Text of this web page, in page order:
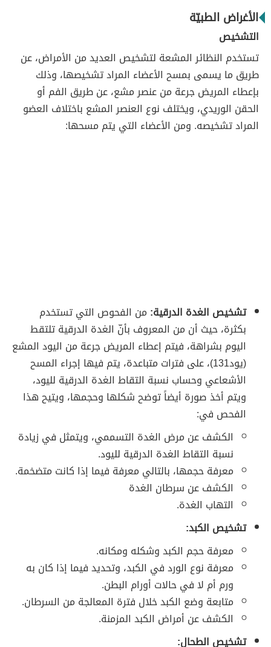
الأغراض الطبيّة
التشخيص
تستخدم النظائر المشعة لتشخيص العديد من الأمراض، عن
طريق ما يسمى بمسح الأعضاء المراد تشخيصها، وذلك
بإعطاء المريض جرعة من عنصر مشع، عن طريق الفم أو
الحقن الوريدي، ويختلف نوع العنصر المشع باختلاف العضو
المراد تشخيصه. ومن الأعضاء التي يتم مسحها:
تشخيص الغدة الدرقية: من الفحوص التي تستخدم
بكثرة، حيث أن من المعروف بأنّ الغدة الدرقية تلتقط
اليوم بشراهة، فيتم إعطاء المريض جرعة من اليود المشع
(يود131)، على فترات متباعدة، يتم فيها إجراء المسح
الأشعاعي وحساب نسبة التقاط الغدة الدرقية لليود،
ويتم أخذ صورة أيضاً توضح شكلها وحجمها، ويتيح هذا
الفحص في:
الكشف عن مرض الغدة التسممي، ويتمثل في زيادة
نسبة التقاط الغدة الدرقية لليود.
معرفة حجمها، بالتالي معرفة فيما إذا كانت متضخمة.
الكشف عن سرطان الغدة
التهاب الغدة.
تشخيص الكبد:
معرفة حجم الكبد وشكله ومكانه.
معرفة نوع الورد في الكبد، وتحديد فيما إذا كان به
ورم أم لا في حالات أورام البطن.
متابعة وضع الكبد خلال فترة المعالجة من السرطان.
الكشف عن أمراض الكبد المزمنة.
تشخيص الطحال: